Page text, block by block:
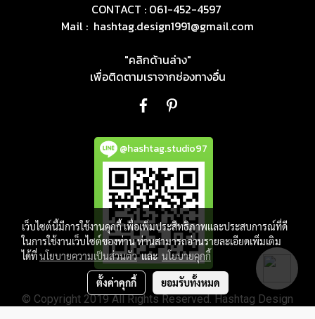
CONTACT : 061-452-4597
Mail : hashtag.design1991@gmail.com
"คลิกด้านล่าง"
เพื่อติดตามเราจากช่องทางอื่น
@hashtag.studio97
© Copyright 2019 All Rights Reserved. Hashtag Design
เว็บไซต์นี้มีการใช้งานคุกกี้ เพื่อเพิ่มประสิทธิภาพและประสบการณ์ที่ดี
ในการใช้งานเว็บไซต์ของท่าน ท่านสามารถอ่านรายละเอียดเพิ่มเติม
ได้ที่นโยบายความเป็นส่วนตัวและ นโยบายคุกกี้
ตั้งค่าคุกกี้ ยอมรับทั้งหมด